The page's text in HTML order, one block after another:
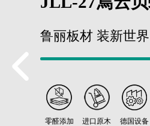
鲁丽板材 装新世界
零醛添加 进口原木 德国设备